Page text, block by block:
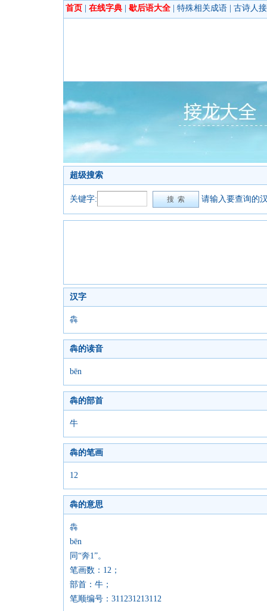
首页 在线字典 歇后语大全 特殊相关成语 古诗人
超级搜索
关键字: 请输入要查询的
汉字
犇
犇的读音
bēn
犇的部首
牛
犇的笔画
12
犇的意思
犇
bēn
同“奔1”。
笔画数：12；
部首：牛；
笔顺编号：311231213112